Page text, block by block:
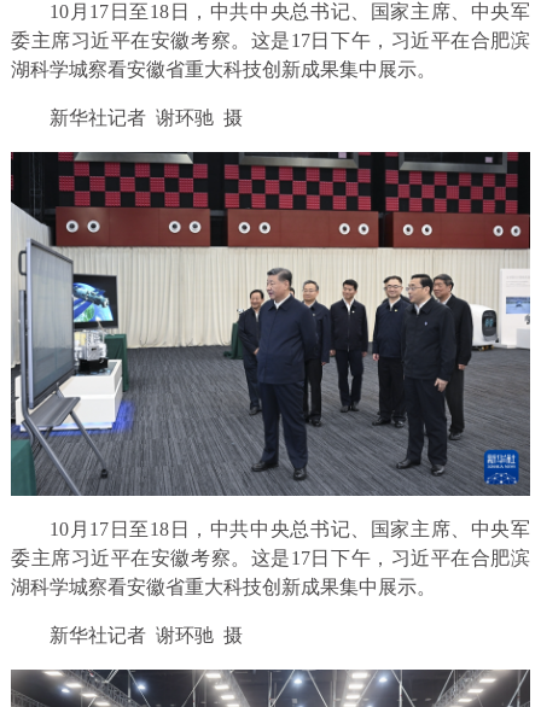
10月17日至18日，中共中央总书记、国家主席、中央军
委主席习近平在安徽考察。这是17日下午，习近平在合肥滨
湖科学城察看安徽省重大科技创新成果集中展示。
新华社记者 谢环驰 摄
10月17日至18日，中共中央总书记、国家主席、中央军
委主席习近平在安徽考察。这是17日下午，习近平在合肥滨
湖科学城察看安徽省重大科技创新成果集中展示。
新华社记者 谢环驰 摄